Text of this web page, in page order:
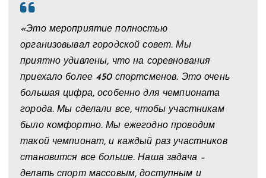
«Это мероприятие полностью
организовывал городской совет. Мы
приятно удивлены, что на соревнования
приехало более 450 спортсменов. Это очень
большая цифра, особенно для чемпионата
города. Мы сделали все, чтобы участникам
было комфортно. Мы ежегодно проводим
такой чемпионат, и каждый раз участников
становится все больше. Наша задача –
делать спорт массовым, доступным и